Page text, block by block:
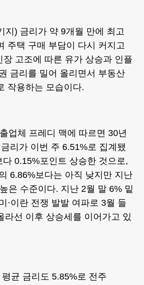
지) 금리가 약 9개월 만에 최고
주택 구매 부담이 다시 커지고
장 고조에 따른 유가 상승과 인플
금리를 밀어 올리면서 부동산
작용하는 모습이다.
업체 프레디 맥에 따르면 30년
리가 이번 주 6.51%로 집계됐
0.15%포인트 상승한 것으로,
6.86%보다는 아직 낮지만 지난
은 수준이다. 지난 2월 말 6% 밑
·이란 전쟁 발발 여파로 3월 들
라선 이후 상승세를 이어가고 있
균 금리도 5.85%로 전주